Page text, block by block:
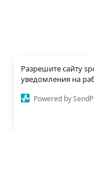
Разрешите сайту
уведомления на
Powered by